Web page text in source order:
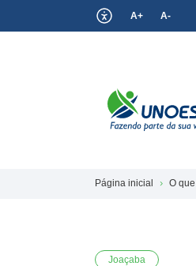
A+ A-
Página inicial O
Joaçaba